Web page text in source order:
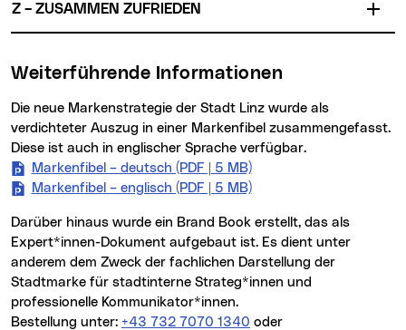
Z – ZUSAMMEN ZUFRIEDEN
Weiterführende Informationen
Die neue Markenstrategie der Stadt Linz wurde als
verdichteter Auszug in einer Markenfibel zusammengefasst.
Diese ist auch in englischer Sprache verfügbar.
Markenfibel – deutsch (PDF | 5 MB)
Markenfibel – englisch (PDF | 5 MB)
Darüber hinaus wurde ein Brand Book erstellt, das als
Expert*innen-Dokument aufgebaut ist. Es dient unter
anderem dem Zweck der fachlichen Darstellung der
Stadtmarke für stadtinterne Strateg*innen und
professionelle Kommunikator*innen.
Bestellung unter: Telefon:
+43 732 7070 1340 oder